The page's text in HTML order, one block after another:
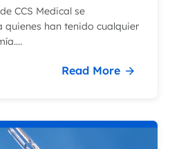
CCS Medical se
quienes han tenido cualquier
Read More